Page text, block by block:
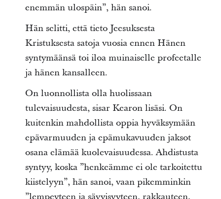
enemmän ulospäin”, hän sanoi.
Hän selitti, että tieto Jeesuksesta
Kristuksesta satoja vuosia ennen Hänen
syntymäänsä toi iloa muinaiselle profeetalle
ja hänen kansalleen.
On luonnollista olla huolissaan
tulevaisuudesta, sisar Kearon lisäsi. On
kuitenkin mahdollista oppia hyväksymään
epävarmuuden ja epämukavuuden jaksot
osana elämää kuolevaisuudessa. Ahdistusta
syntyy, koska ”henkeämme ei ole tarkoitettu
kiistelyyn”, hän sanoi, vaan pikemminkin